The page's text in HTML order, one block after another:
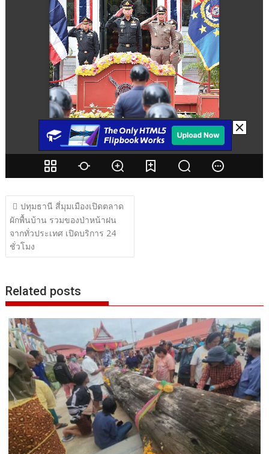
แนะแนว
เรื่อง
ปทุมธานี สี่มุมเมืองเปิดตลาด
ผักพื้นบ้าน รวมของป่าหน้าฝน
จากทั่วประเทศ เปิดบริการ 24
ชั่วโมง
Related posts